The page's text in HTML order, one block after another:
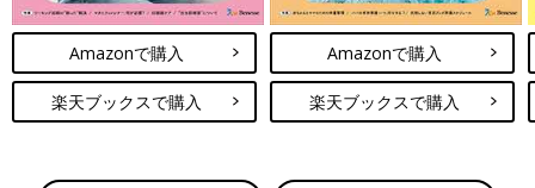
Amazonで購入
楽天ブックスで購入
Amazonで購入
楽天ブックスで購入